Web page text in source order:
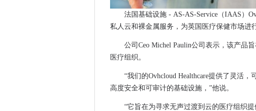
大众汽车集团向第三方技术公司开放AWS
Centrica在Azure上部署Citrix Cloud
教科文组织启动全球咨询AI道德
T-Mobile美国索赔'重要'5G独立架构首先
研究人员表示，Android安全漏洞因国家而
拜耳轻拍Verizon全球网络基础设施
法国基础设施 - AS-AS-Service（IAAS）
私人云和裸金属服务，为英国医疗保健市场进
公司Ceo Michel Paulin公司表示，该产品
医疗组织。
“我们的Ovhcloud Healthcare提供了灵活
高度安全和可审计的基础设施，”他说。
“它旨在为寻求无声过渡到云的医疗组织